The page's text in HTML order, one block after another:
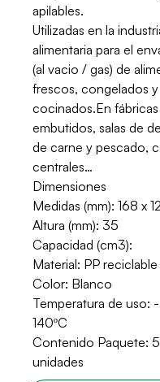
apilables.
Utilizadas en la
alimentaria para el
(al vacio / gas) de
frescos, congelados y
cocinados.En
embutidos, salas de
de carne y pescado,
centrales…
Dimensiones
Medidas (mm): 168 x
Altura (mm): 35
Capacidad (cm3):
Material: PP reciclable
Color: Blanco
Temperatura de uso:
140ºC
Contenido Paquete:
unidades